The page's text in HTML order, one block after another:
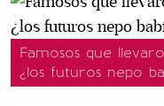
Famosos que
¿los futuros nepo